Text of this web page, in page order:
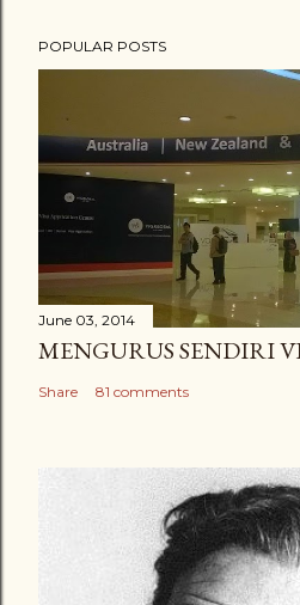
o
a
C
o
m
m
e
n
t
POPULAR POSTS
June 03, 2014
MENGURUS SENDIRI
Share 81 comments